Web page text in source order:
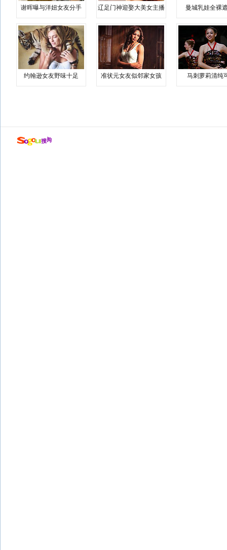
谢晖曝与洋妞女友分手 辽足门神迎娶大美女主播 曼城乳娃全裸
约翰逊女友野味十足 准状元女友似邻家女孩 马刺萝莉清纯